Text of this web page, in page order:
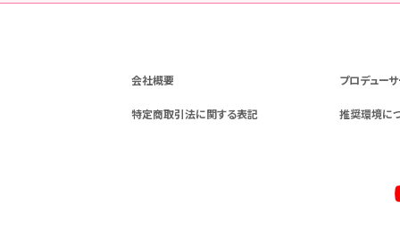
会社概要 プロデュー
特定商取引法に関する表記 推奨環境に